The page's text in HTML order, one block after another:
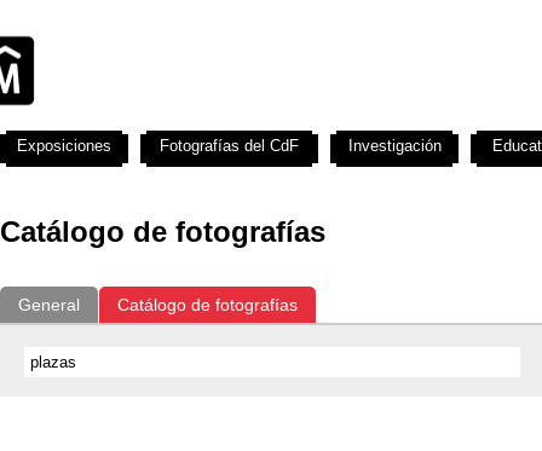
Catálogo de fotografías
General Catálogo de fotografías
Exposiciones Fotografías del CdF Investigación